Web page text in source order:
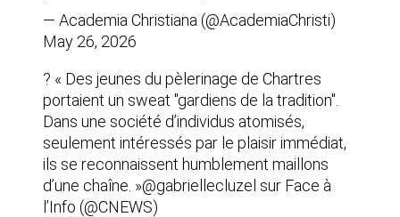
— Academia Christiana (@AcademiaChristi)
May 26, 2026
? « Des jeunes du pèlerinage de Chartres
portaient un sweat "gardiens de la tradition".
Dans une société d’individus atomisés,
seulement intéressés par le plaisir immédiat,
ils se reconnaissent humblement maillons
d’une chaîne. »@gabriellecluzel sur Face à
l’Info (@CNEWS)